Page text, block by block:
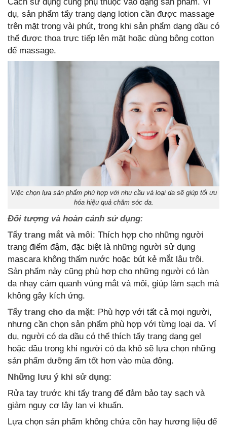
dụ, sản phẩm tẩy trang dạng lotion cần được massage
trên mặt trong vài phút, trong khi sản phẩm dạng dầu có
thể được thoa trực tiếp lên mặt hoặc dùng bông cotton
để massage.
Việc chọn lựa sản phẩm phù hợp với nhu cầu và loại da sẽ giúp tối ưu
hóa hiệu quả chăm sóc da.
Đối tượng và hoàn cảnh sử dụng:
Tẩy trang mắt và môi: Thích hợp cho những người
trang điểm đậm, đặc biệt là những người sử dụng
mascara không thấm nước hoặc bút kẻ mắt lâu trôi.
Sản phẩm này cũng phù hợp cho những người có làn
da nhạy cảm quanh vùng mắt và môi, giúp làm sạch mà
không gây kích ứng.
Tẩy trang cho da mặt: Phù hợp với tất cả mọi người,
nhưng cần chọn sản phẩm phù hợp với từng loại da. Ví
dụ, người có da dầu có thể thích tẩy trang dạng gel
hoặc dầu trong khi người có da khô sẽ lựa chọn những
sản phẩm dưỡng ẩm tốt hơn vào mùa đông.
Những lưu ý khi sử dụng:
Rửa tay trước khi tẩy trang để đảm bảo tay sạch và
giảm nguy cơ lây lan vi khuẩn.
Lựa chọn sản phẩm không chứa cồn hay hương liệu để